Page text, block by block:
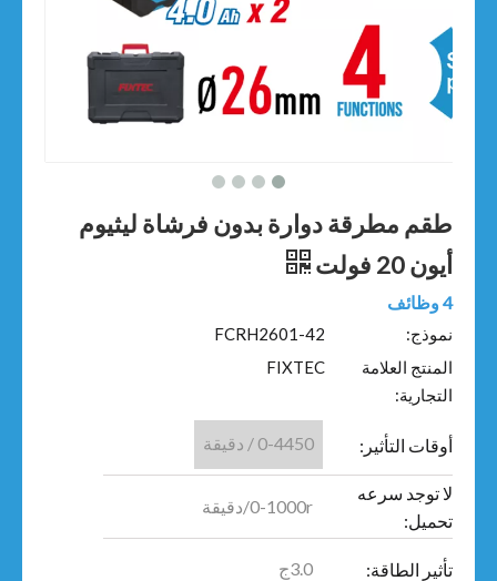
طقم مطرقة دوارة بدون فرشاة ليثيوم
أيون 20 فولت
4 وظائف
نموذج:
FCRH2601-42
المنتج العلامة
التجارية:
FIXTEC
أوقات التأثير: 0-4450 / دقيقة
لا توجد سرعه
تحميل:
0-1000r/دقيقة
تأثير الطاقة: 3.0ج